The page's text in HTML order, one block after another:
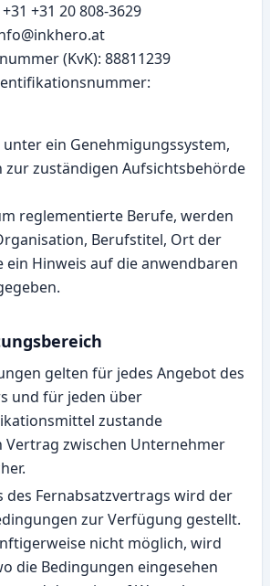
+31 20 808-3629
(KvK): 88811239
unter ein Genehmigungssystem,
zur zuständigen Aufsichtsbehörde
reglementierte Berufe, werden
Berufstitel, Ort der
ein Hinweis auf die anwendbaren
gelten für jedes Angebot des
und für jeden über
zustande
Vertrag zwischen Unternehmer
des Fernabsatzvertrags wird der
zur Verfügung gestellt.
nicht möglich, wird
die Bedingungen eingesehen